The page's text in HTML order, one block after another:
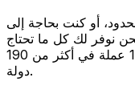
أو كنت بحاجة إلى
نوفر لك كل ما تحتاج
إليه. قم بجدولة التحويلات الدولية عبر 130 عملة في أكثر من 190
دولة.